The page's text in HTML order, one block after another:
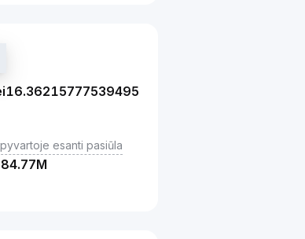
16.36215777539495
esanti pasiūla